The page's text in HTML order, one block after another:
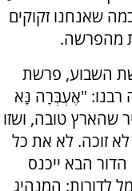
שאנחנו זקוקים
מהפרשה.
השבוע, פרשת
"אֶעְבְּרָה נָּא
שהארץ טובה, ושזו
זוכה. לא את כל
הבא ייכנס
לדורות: המנהיג